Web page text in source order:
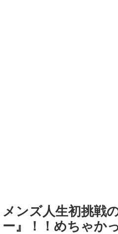
メンズ人生初挑戦
ー』！！めちゃか